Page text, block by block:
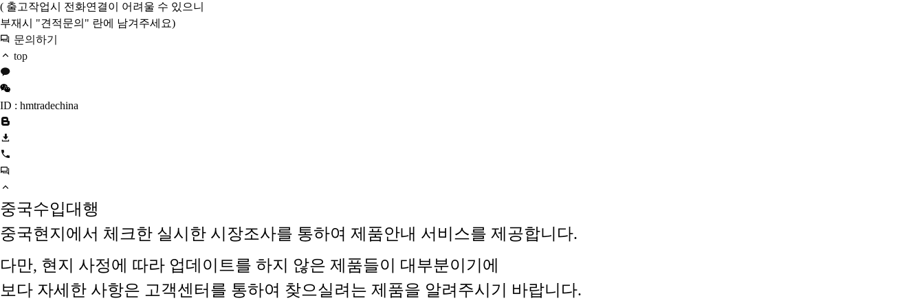
( 출고작업시 전화연결이 어려울 수 있으니
부재시 "견적문의" 란에 남겨주세요)
문의하기
top
ID : hmtradechina
중국수입대행
중국현지에서 체크한 실시한 시장조사를 통하여 제품안내 서비스를 제공합니다.
다만, 현지 사정에 따라 업데이트를 하지 않은 제품들이 대부분이기에
보다 자세한 사항은 고객센터를 통하여 찾으실려는 제품을 알려주시기 바랍니다.